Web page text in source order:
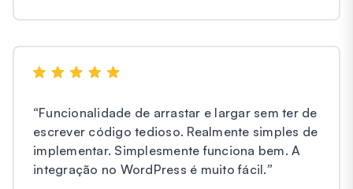
“Funcionalidade de arrastar e largar sem ter de
escrever código tedioso. Realmente simples de
implementar. Simplesmente funciona bem. A
integração no WordPress é muito fácil.”